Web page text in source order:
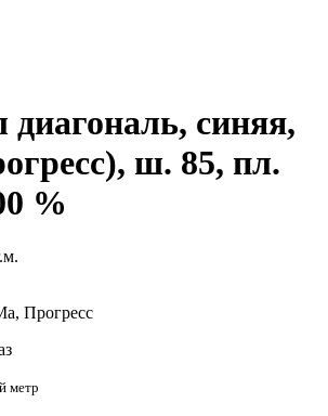
синяя,
ш. 85, пл.
%
Прогресс
метр